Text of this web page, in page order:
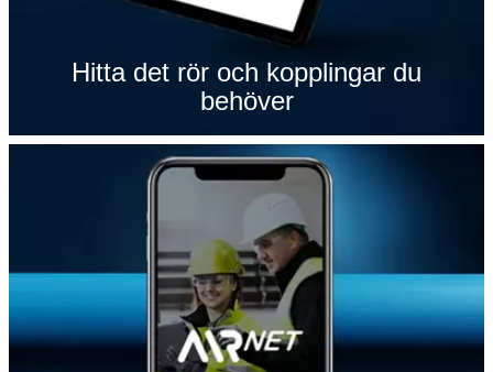
Hitta det rör och kopplingar du
behöver